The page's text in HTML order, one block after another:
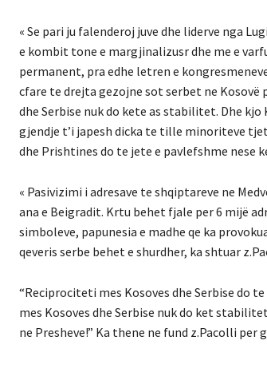
« Se pari ju falenderoj juve dhe liderve nga
e kombit tone e margjinalizusr dhe me e
permanent, pra edhe letren e
cfare te drejta gezojne sot serbet ne Kosovë
dhe Serbise nuk do kete as stabilitet. Dhe
gjendje t’i japesh dicka te tille minoriteve
dhe Prishtines do te jete e pavlefshme nese
« Pasivizimi i adresave te shqiptareve ne
ana e Beigradit. Krtu behet fjale per 6 mijë
simboleve, papunesia e madhe qe ka
qeveris serbe behet e shurdher, ka shtuar
“Reciprociteti mes Kosoves dhe Serbise do
mes Kosoves dhe Serbise nuk do ket
ne Presheve!” Ka thene ne fund z.Pacolli per